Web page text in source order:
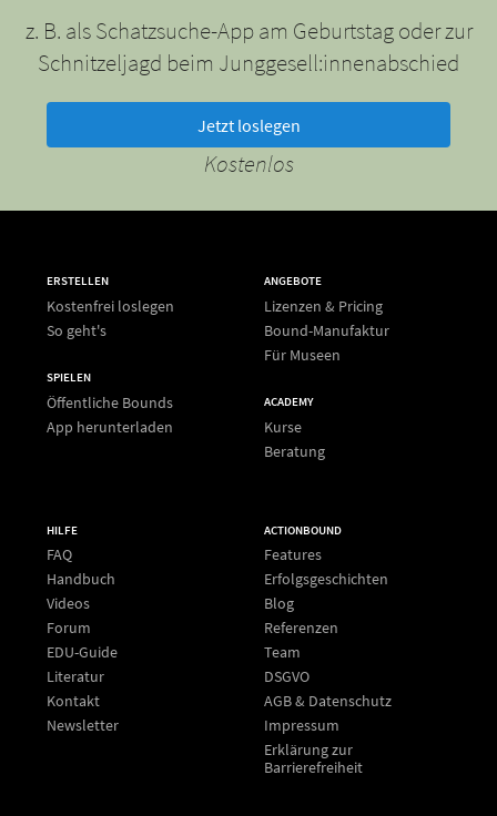
z. B. als Schatzsuche-App am Geburtstag oder zur
Schnitzeljagd beim Junggesell:innenabschied
Jetzt loslegen
Kostenlos
ERSTELLEN
Kostenfrei loslegen
So geht's
SPIELEN
Öffentliche Bounds
App herunterladen
ANGEBOTE
Lizenzen & Pricing
Bound-Manufaktur
Für Museen
ACADEMY
Kurse
Beratung
HILFE
FAQ
Handbuch
Videos
Forum
EDU-Guide
Literatur
Kontakt
Newsletter
ACTIONBOUND
Features
Erfolgsgeschichten
Blog
Referenzen
Team
DSGVO
AGB & Datenschutz
Impressum
Erklärung zur
Barrierefreiheit